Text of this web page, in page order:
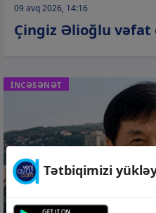
09 avq 2026, 14:16
Çingiz Əlioğlu vəfat
İNCƏSƏNƏT
Tətbiqimizi